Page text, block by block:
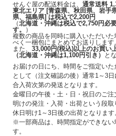
せんぐ屋の配送料金は、 通常送料
東北エリア [青森県、秋田県、岩手
県、福島県] は税込で2,200円
（北海道・沖縄は税込で2,750円必
す。
）
複数の商品を同時に購入いただいた
べく一梱包にまとめてお送りします
また、 33,000円(税込)以上のお買い
（北海道・沖縄は1,100円引き）
と
お届けの日にち、時間をご指定いた
として（注文確認の後） 通常1～3日
合入荷次第の発送となります。
金曜日の午後・土・日・祝日のご注
明けの発注・入荷・出荷という段取
休日明け1～3日後の出荷となります
※一部商品は、時間指定ができない
す。